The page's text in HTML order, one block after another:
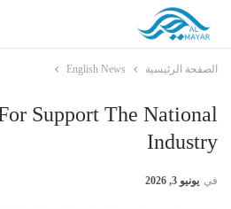
الصفحة الرئيسية English News
Support The National
Industry
في يونيو 3, 2026